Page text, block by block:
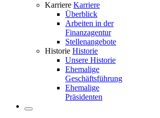
Karriere Karriere
Überblick
Arbeiten in der
Finanzagentur
Stellenangebote
Historie Historie
Unsere Historie
Ehemalige
Geschäftsführung
Ehemalige
Präsidenten